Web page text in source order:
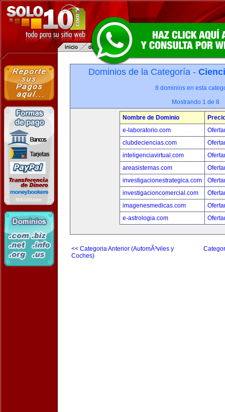
Dominios de la Categoría -
8 dominios en esta
Mostrando 1 de 8
Nombre de Dominio
e-laboratorio.com
clubdeciencias.com
inteligenciavirtual.com
areasistemas.com
investigacionestrategica.com
investigacioncomercial.com
imagenesmedicas.com
e-astrologia.com
<< Categoria Anterior (AutomÃ³viles y
Coches)